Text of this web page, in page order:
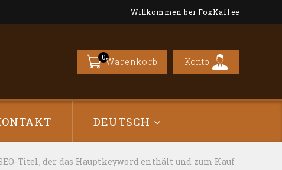
Willkommen bei FoxKaffee
0Warenkorb Konto
DEUTSCH
Titel, der das Hauptkeyword enthält und zum Kauf